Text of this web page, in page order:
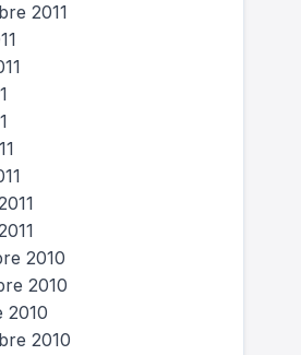
2011
2010
2010
2010
2010